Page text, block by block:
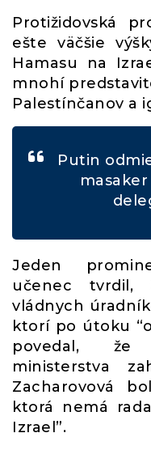
Protižidovská
ešte väčšie
Hamasu na
mnohí
Palestínčanov a
Putin
Jeden
učenec tvrdil,
vládnych
ktorí po útoku
povedal, že
ministerstva
Zacharovová
ktorá nemá
Izrael”.